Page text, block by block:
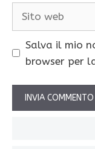
Salva il mio
browser per